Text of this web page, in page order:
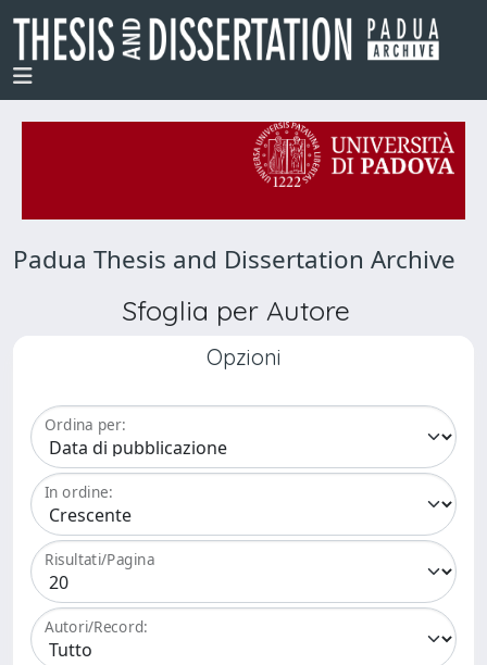
Padua Thesis and Dissertation Archive
Sfoglia per Autore
Opzioni
Ordina per:
In ordine:
Risultati/Pagina
Autori/Record: